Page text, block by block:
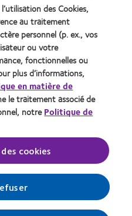
au consentement
des Cookies,
au traitement
personnel (p. ex., vos
ou votre
fonctionnelles ou
plus d’informations,
en matière de
le traitement associé de
notrePolitique de
cookies